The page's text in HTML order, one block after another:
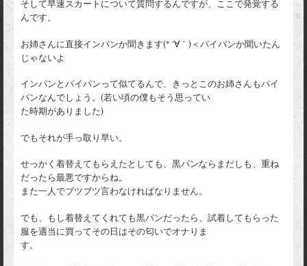
そして早速スカートについて質問するんですが、ここで発覚する
んです。
お姉さんに直接インパンか聞きます(* ´∀｀)＜パイパンか聞いたん
じゃないよ
インパンとパイパンって似てるんで、きっとこのお姉さんもパイ
パンなんでしょう。(若い頃の僕もそう思ってい
た時期がありました)
でもそれが手っ取り早い。
せっかく着替えてもらえたとしても、黒パンならまだしも、重ね
だったら最悪ですからね。
また一人でブツブツ言わなければなりません。
でも、もし着替えてくれても黒パンだったら、試着してもらった
服を適当に買ってその日はその匂いでオナりま
す。